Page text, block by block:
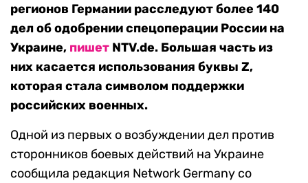
регионов Германии расследуют более 140
дел об одобрении спецоперации России на
Украине, пишет NTV.de. Большая часть из
них касается использования буквы Z,
которая стала символом поддержки
российских военных.
Одной из первых о возбуждении дел против
сторонников боевых действий на Украине
сообщила редакция Network Germany со